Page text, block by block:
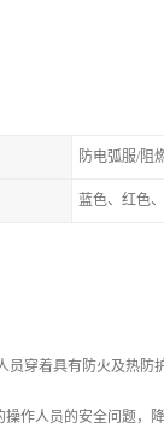
防电弧服/阻
蓝色、红色
穿着具有防火及热防
作人员的安全问题，